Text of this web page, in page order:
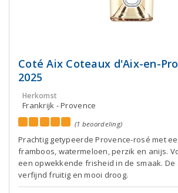
Coté Aix Coteaux d'Aix-en-
2025
Herkomst
Frankrijk - Provence
(1 beoordeling)
Prachtig getypeerde Provence-rosé met
framboos, watermeloen, perzik en anijs.
een opwekkende frisheid in de smaak. De
verfijnd fruitig en mooi droog.